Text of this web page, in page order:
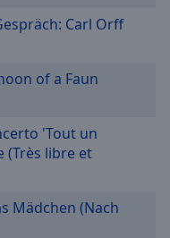
Carl Orff
of a Faun
'Tout un
(Très libre et
Mädchen (Nach